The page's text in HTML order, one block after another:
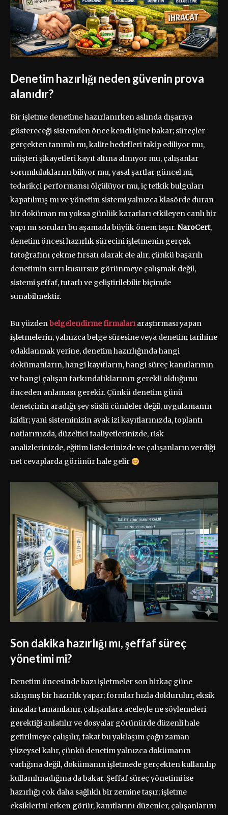
Denetim hazırlığı neden güvenin prova
alanıdır?
Bir işletme denetime hazırlanırken aslında dışarıya
göstereceği sistemden önce kendi içine bakar; süreçler
gerçekten tanımlı mı, kalite hedefleri takip ediliyor mu,
müşteri şikayetleri kayıt altına alınıyor mu, çalışanlar
sorumluluklarını biliyor mu, yasal şartlar güncel mi,
tedarikçi performansı ölçülüyor mu, iç tetkik bulguları
kapatılmış mı ve yönetim sistemi yalnızca klasörde duran
bir doküman mı yoksa günlük kararları etkileyen canlı bir
yapı mı soruları bu aşamada büyük önem taşır. NaroCert,
denetim öncesi hazırlık sürecini işletmenin gerçek
fotoğrafını çekme fırsatı olarak ele alır, çünkü başarılı
denetimin sırrı kusursuz görünmeye çalışmak değil,
sistemi şeffaf, tutarlı ve geliştirilebilir biçimde
sunabilmektir.
Bu yüzdenbelgelendirme firmalarıaraştırması yapan
işletmelerin, yalnızca belge süresine veya denetim tarihine
odaklanmak yerine, denetim hazırlığında hangi
dokümanların, hangi kayıtların, hangi süreç kanıtlarının
ve hangi çalışan farkındalıklarının gerekli olduğunu
önceden anlaması gerekir. Çünkü denetim günü
denetçinin aradığı şey süslü cümleler değil, uygulamanın
izidir; yani sisteminizin ayak izi kayıtlarınızda, toplantı
notlarınızda, düzeltici faaliyetlerinizde, risk
analizlerinizde, eğitim listelerinizde ve çalışanların verdiği
net cevaplarda görünür hale gelir
Son dakika hazırlığı mı, şeffaf süreç
yönetimi mi?
Denetim öncesinde bazı işletmeler son birkaç güne
sıkışmış bir hazırlık yapar; formlar hızla doldurulur, eksik
imzalar tamamlanır, çalışanlara aceleyle ne söylemeleri
gerektiği anlatılır ve dosyalar görünürde düzenli hale
getirilmeye çalışılır, fakat bu yaklaşım çoğu zaman
yüzeysel kalır, çünkü denetim yalnızca dokümanın
varlığına değil, dokümanın işletmede gerçekten kullanılıp
kullanılmadığına da bakar. Şeffaf süreç yönetimi ise
hazırlığı çok daha sağlıklı bir zemine taşır; işletme
eksiklerini erken görür, kanıtlarını düzenler, çalışanlarını